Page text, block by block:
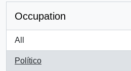
Occupation
All
Político
, 1 results